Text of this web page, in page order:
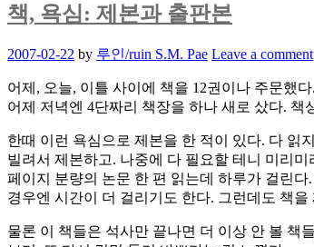
책, 욕심: 제본과 출판본
Posted
2007-02-22 by 루인/ruin S.M. Pae Leave a comment
어제, 오늘, 이틀 사이에 책을 12권이나 주문했
어제 저녁엔 4단짜리 책장을 하나 새로 샀다.
한때 이런 욕심으로 제본을 한 적이 있다. 다 읽
빌려서 제본하고. 나중에 다 필요할 테니 미리
페이지 분량의 논문 한 편 읽는데 하루가 걸린
경우엔 시간이 더 걸리기도 한다. 그런데도 책
물론 이 책들은 석사만 끝나면 더 이상 안 볼 책